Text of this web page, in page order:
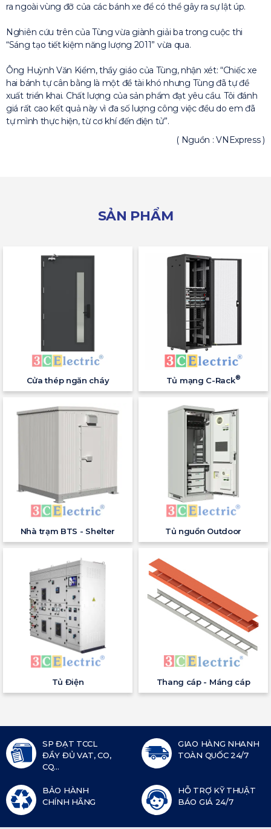
ra ngoài vùng đỡ của các bánh xe để có thể gây ra sự lật úp.
Nghiên cứu trên của Tùng vừa giành giải ba trong cuộc thi
“Sáng tạo tiết kiệm năng lượng 2011” vừa qua.
Ông Huỳnh Văn Kiểm, thầy giáo của Tùng, nhận xét: “Chiếc xe
hai bánh tự cân bằng là một đề tài khó nhưng Tùng đã tự đề
xuất triển khai. Chất lượng của sản phẩm đạt yêu cầu. Tôi đánh
giá rất cao kết quả này vì đa số lượng công việc đều do em đã
tự mình thực hiện, từ cơ khí đến điện tử”.
( Nguồn : VNExpress )
SẢN PHẨM
Cửa thép ngăn cháy Tủ mạng C-Rack®
Nhà trạm BTS - Shelter Tủ nguồn Outdoor
Tủ Điện Thang cáp - Máng cáp
SP ĐẠT TCCL
ĐẦY ĐỦ VAT, CO,
CQ...
GIAO HÀNG NHANH
TOÀN QUỐC 24/7
BẢO HÀNH
CHÍNH HÃNG
HỖ TRỢ KỸ THUẬT
BÁO GIÁ 24/7